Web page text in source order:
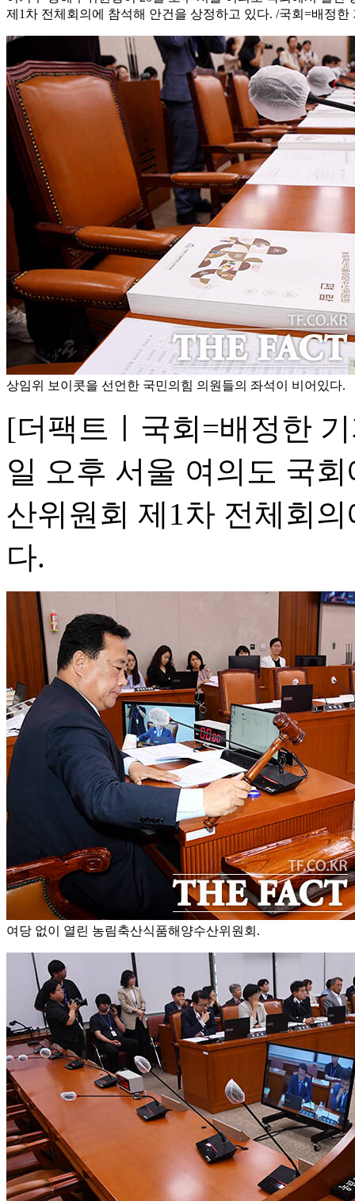
제1차 전체회의에 참석해 안건을 상정하고 있다. /국회=배정한
상임위 보이콧을 선언한 국민의힘 의원들의 좌석이 비어있다.
[더팩트ㅣ국회=배정한
일 오후 서울 여의도 국
산위원회 제1차 전체회
다.
여당 없이 열린 농림축산식품해양수산위원회.